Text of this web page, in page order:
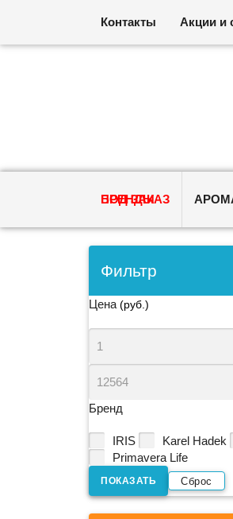
Контакты Акции и
ПОД ЗАКАЗ
БРЕНДЫ
Фильтр
Цена(руб.)
Бренд
IRIS Karel Hadek
Primavera Life
Сброс